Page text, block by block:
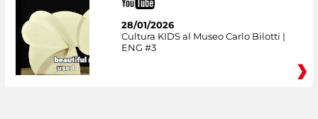
28/01/2026
Cultura KIDS al Museo Carlo Bilotti |
ENG #3